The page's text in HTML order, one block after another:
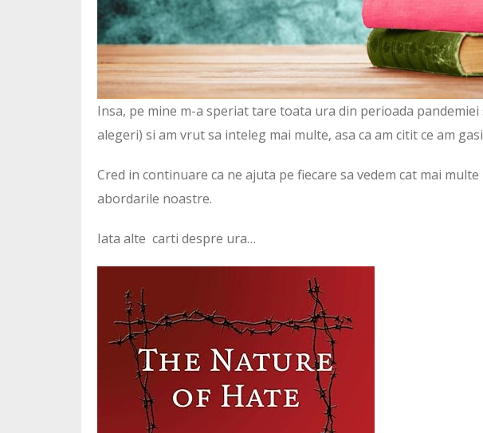
Insa, pe mine m-a speriat tare toata ura din perioada
alegeri) si am vrut sa inteleg mai multe, asa ca am citit ce am
Cred in continuare ca ne ajuta pe fiecare sa vedem cat mai
abordarile noastre.
Iata alte carti despre ura…